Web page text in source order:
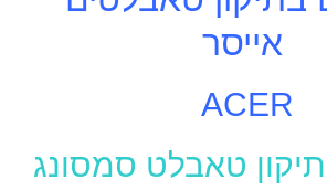
אייסר
ACER
תיקון טאבלט סמסונג